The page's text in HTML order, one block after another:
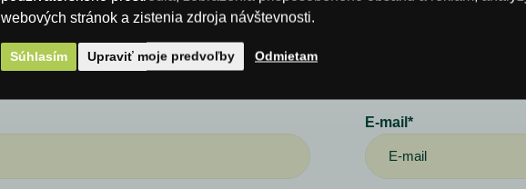
Spýtajte sa nás
E-mail*
webových stránok a zistenia zdroja návštevnosti.
Súhlasím Upraviť moje predvoľby Odmietam